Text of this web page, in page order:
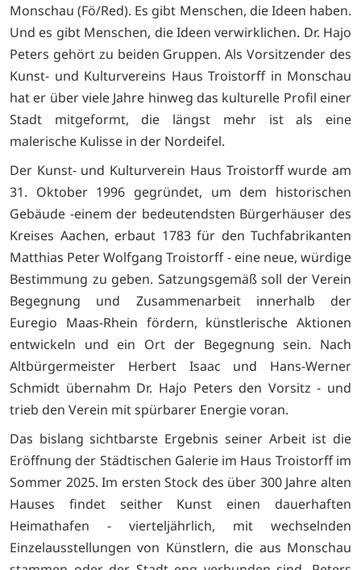
Monschau (Fö/Red). Es gibt Menschen, die Ideen haben.
Und es gibt Menschen, die Ideen verwirklichen. Dr. Hajo
Peters gehört zu beiden Gruppen. Als Vorsitzender des
Kunst- und Kulturvereins Haus Troistorff in Monschau
hat er über viele Jahre hinweg das kulturelle Profil einer
Stadt mitgeformt, die längst mehr ist als eine
malerische Kulisse in der Nordeifel.
Der Kunst- und Kulturverein Haus Troistorff wurde am
31. Oktober 1996 gegründet, um dem historischen
Gebäude -einem der bedeutendsten Bürgerhäuser des
Kreises Aachen, erbaut 1783 für den Tuchfabrikanten
Matthias Peter Wolfgang Troistorff - eine neue, würdige
Bestimmung zu geben. Satzungsgemäß soll der Verein
Begegnung und Zusammenarbeit innerhalb der
Euregio Maas-Rhein fördern, künstlerische Aktionen
entwickeln und ein Ort der Begegnung sein. Nach
Altbürgermeister Herbert Isaac und Hans-Werner
Schmidt übernahm Dr. Hajo Peters den Vorsitz - und
trieb den Verein mit spürbarer Energie voran.
Das bislang sichtbarste Ergebnis seiner Arbeit ist die
Eröffnung der Städtischen Galerie im Haus Troistorff im
Sommer 2025. Im ersten Stock des über 300 Jahre alten
Hauses findet seither Kunst einen dauerhaften
Heimathafen - vierteljährlich, mit wechselnden
Einzelausstellungen von Künstlern, die aus Monschau